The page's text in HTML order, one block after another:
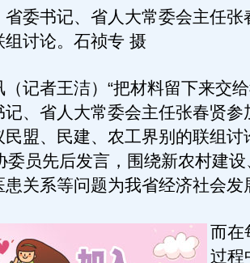
书记、省人大常委会主任张
组讨论。石祯专 摄
者王洁）“把材料留下来交给
记、省人大常委会主任张春贤参
民盟、民建、农工界别的联组讨
委员先后发言，围绕新农村建
患关系等问题为我省经济社会发
而在
过程